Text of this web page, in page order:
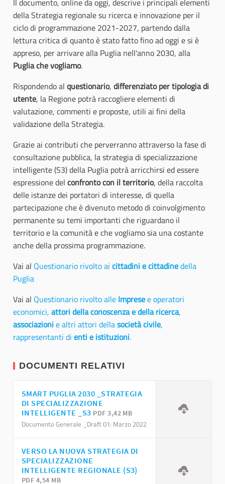
Il documento, online da oggi, descrive i principali elementi
della Strategia regionale su ricerca e innovazione per il
ciclo di programmazione 2021-2027, partendo dalla
lettura critica di quanto è stato fatto fino ad oggi e si è
appreso, per arrivare alla Puglia nell'anno 2030, alla
Puglia che vogliamo.
Rispondendo al questionario, differenziato per tipologia di
utente, la Regione potrà raccogliere elementi di
valutazione, commenti e proposte, utili ai fini della
validazione della Strategia.
Grazie ai contributi che perverranno attraverso la fase di
consultazione pubblica, la strategia di specializzazione
intelligente (S3) della Puglia potrà arricchirsi ed essere
espressione del confronto con il territorio, della raccolta
delle istanze dei portatori di interesse, di quella
partecipazione che è divenuto metodo di coinvolgimento
permanente su temi importanti che riguardano il
territorio e la comunità e che vogliamo sia una costante
anche della prossima programmazione.
Vai al Questionario rivolto ai cittadini e cittadinedella
Puglia
Vai al Questionario rivolto alle Impresee operatori
economici, attori della conoscenza e della ricerca,
associazioni e altri attori dellasocietà civile,
rappresentanti di enti e istituzioni.
DOCUMENTI RELATIVI
SMART PUGLIA 2030 _STRATEGIA
DI SPECIALIZZAZIONE
INTELLIGENTE _S3 PDF 3,42 MB
Documento Generale _Draft 01: Marzo 2022
VERSO LA NUOVA STRATEGIA DI
SPECIALIZZAZIONE
INTELLIGENTE REGIONALE (S3)
PDF 4,54 MB